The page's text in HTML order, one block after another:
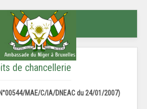
de chancellerie
MAE/C/IA/DNEAC du 24/01/2007)